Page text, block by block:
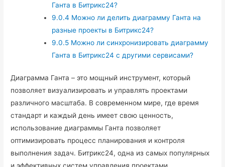
Ганта в Битрикс24?
9.0.4 Можно ли делить диаграмму Ганта на
разные проекты в Битрикс24?
9.0.5 Можно ли синхронизировать диаграмму
Ганта в Битрикс24 с другими сервисами?
Диаграмма Ганта – это мощный инструмент, который
позволяет визуализировать и управлять проектами
различного масштаба. В современном мире, где время
стандарт и каждый день имеет свою ценность,
использование диаграммы Ганта позволяет
оптимизировать процесс планирования и контроля
выполнения задач. Битрикс24, одна из самых популярных